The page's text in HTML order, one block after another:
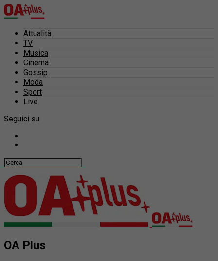
Attualità
TV
Musica
Cinema
Gossip
Moda
Sport
Live
Seguici su
OA Plus